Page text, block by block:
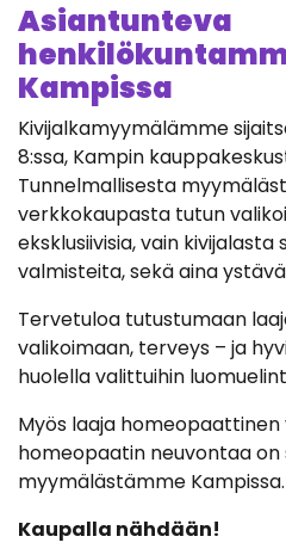
Asiantunteva
Kampissa
Kivijalkamyymälämme
8:ssa, Kampin
Tunnelmallisesta
verkkokaupasta tutun
eksklusiivisia, vain kivijalasta
valmisteita, sekä aina
Tervetuloa tutustumaan
valikoimaan, terveys – ja
huolella valittuihin
Myös laaja homeopaattinen
homeopaatin neuvontaa on
myymälästämme Kampissa.
Kaupalla nähdään!